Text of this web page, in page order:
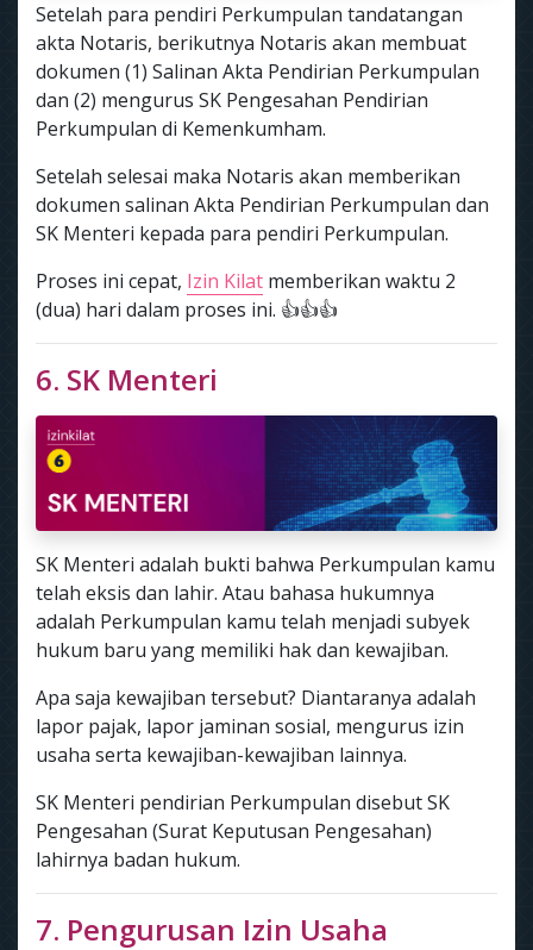
Setelah para pendiri Perkumpulan tandatangan
akta Notaris, berikutnya Notaris akan membuat
dokumen (1) Salinan Akta Pendirian Perkumpulan
dan (2) mengurus SK Pengesahan Pendirian
Perkumpulan di Kemenkumham.
Setelah selesai maka Notaris akan memberikan
dokumen salinan Akta Pendirian Perkumpulan dan
SK Menteri kepada para pendiri Perkumpulan.
Proses ini cepat, Izin Kilat memberikan waktu 2
(dua) hari dalam proses ini. 👍👍👍
6. SK Menteri
SK Menteri adalah bukti bahwa Perkumpulan kamu
telah eksis dan lahir. Atau bahasa hukumnya
adalah Perkumpulan kamu telah menjadi subyek
hukum baru yang memiliki hak dan kewajiban.
Apa saja kewajiban tersebut? Diantaranya adalah
lapor pajak, lapor jaminan sosial, mengurus izin
usaha serta kewajiban-kewajiban lainnya.
SK Menteri pendirian Perkumpulan disebut SK
Pengesahan (Surat Keputusan Pengesahan)
lahirnya badan hukum.
7. Pengurusan Izin Usaha